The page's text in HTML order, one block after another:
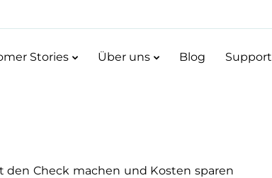
Stories Über uns Blog Support
den Check machen und Kosten sparen